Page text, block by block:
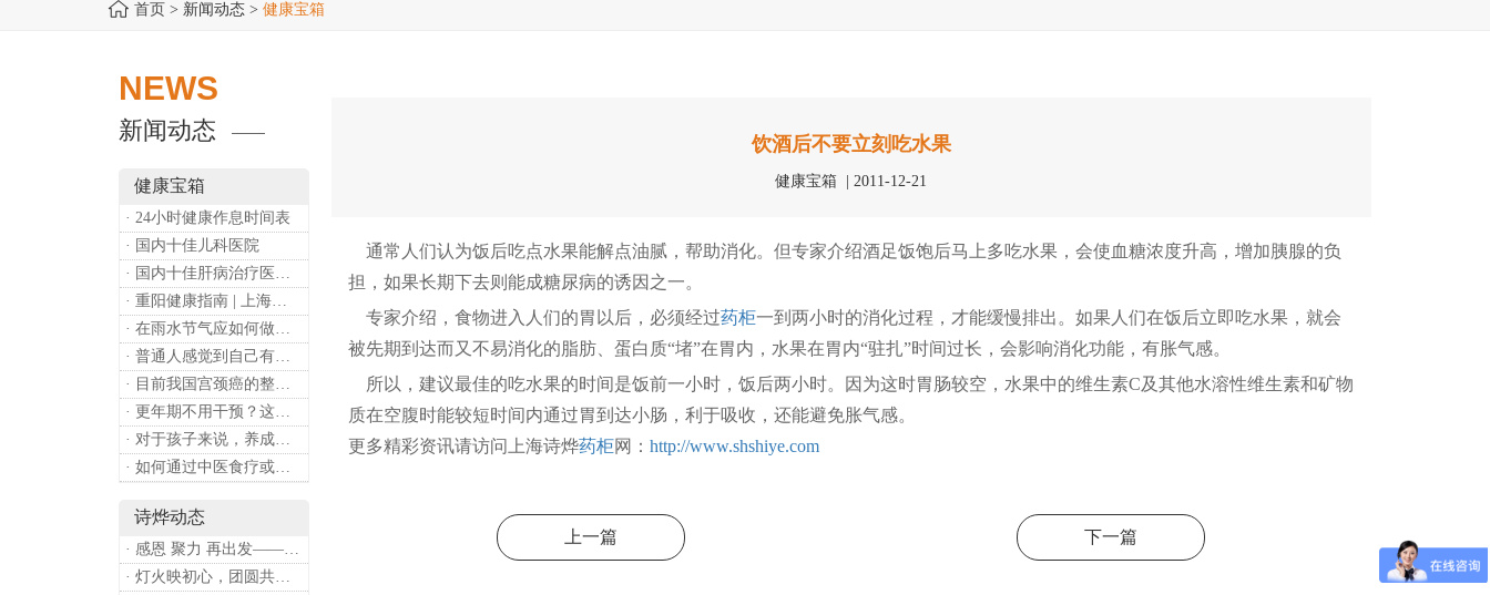
首页 > 新闻动态 > 健康宝箱
NEWS
新闻动态
健康宝箱
· 24小时健康作息时间表
· 国内十佳儿科医院
· 国内十佳肝病治疗医院排行
· 重阳健康指南 | 上海诗烨：秋养正当时，这份健康小贴士请收好​
· 在雨水节气应如何做好健康保健？
· 普通人感觉到自己有心理问题，有哪些方式可以来帮助缓解？
· 目前我国宫颈癌的整体流行情况和防治形势如何？
· 更年期不用干预？这是个误会
· 对于孩子来说，养成哪些好习惯能够预防近视？
· 如何通过中医食疗或穴位按摩等方式来祛湿健脾？
诗烨动态
· 感恩 聚力 再出发——上海诗烨企业发展有限公司成立20周年庆典
· 灯火映初心，团圆共安康 —— 诗烨恭祝大家元宵喜乐
饮酒后不要立刻吃水果
健康宝箱 | 2011-12-21
通常人们认为饭后吃点水果能解点油腻，帮助消化。但专家介绍酒足饭饱后马上多吃水果，会使血糖浓度升高，增加胰腺的负
担，如果长期下去则能成糖尿病的诱因之一。
专家介绍，食物进入人们的胃以后，必须经过药柜一到两小时的消化过程，才能缓慢排出。如果人们在饭后立即吃水果，就会
被先期到达而又不易消化的脂肪、蛋白质“堵”在胃内，水果在胃内“驻扎”时间过长，会影响消化功能，有胀气感。
所以，建议最佳的吃水果的时间是饭前一小时，饭后两小时。因为这时胃肠较空，水果中的维生素C及其他水溶性维生素和矿物
质在空腹时能较短时间内通过胃到达小肠，利于吸收，还能避免胀气感。
更多精彩资讯请访问上海诗烨药柜网： http://www.shshiye.com
上一篇 下一篇